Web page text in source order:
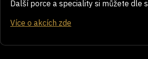
Další porce a speciality si můžete dle
Více o akcích zde